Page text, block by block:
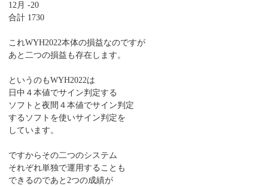
12月 -20
合計 1730
これWYH2022本体の損益なのですが
あと二つの損益も存在します。
というのもWYH2022は
日中４本値でサイン判定する
ソフトと夜間４本値でサイン判定
するソフトを使いサイン判定を
しています。
ですからその二つのシステム
それぞれ単独で運用することも
できるのであと2つの成績が